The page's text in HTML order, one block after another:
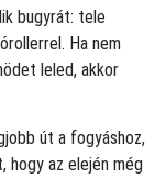
bugyrát: tele
Ha nem
leled, akkor
út a fogyáshoz,
hogy az elején még